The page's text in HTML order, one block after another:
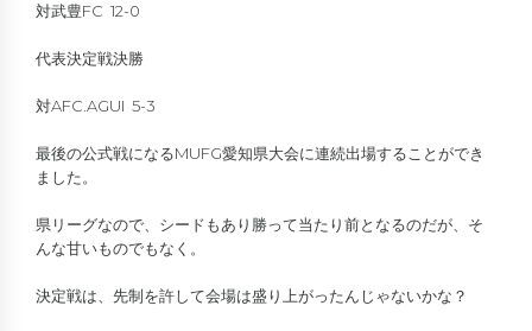
対武豊FC 12-0
代表決定戦決勝
対AFC.AGUI 5-3
最後の公式戦になるMUFG愛知県大会に連続出場することができ
ました。
県リーグなので、シードもあり勝って当たり前となるのだが、そ
んな甘いものでもなく。
決定戦は、先制を許して会場は盛り上がったんじゃないかな？